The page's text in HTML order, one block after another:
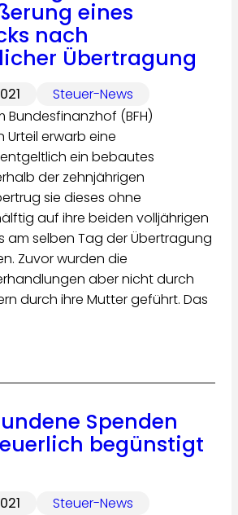
eines
nach
Übertragung
Steuer-News
Bundesfinanzhof (BFH)
erwarb eine
ein bebautes
der zehnjährigen
sie dieses ohne
auf ihre beiden volljährigen
am selben Tag der Übertragung
Zuvor wurden die
aber nicht durch
durch ihre Mutter geführt. Das
Spenden
begünstigt
Steuer-News